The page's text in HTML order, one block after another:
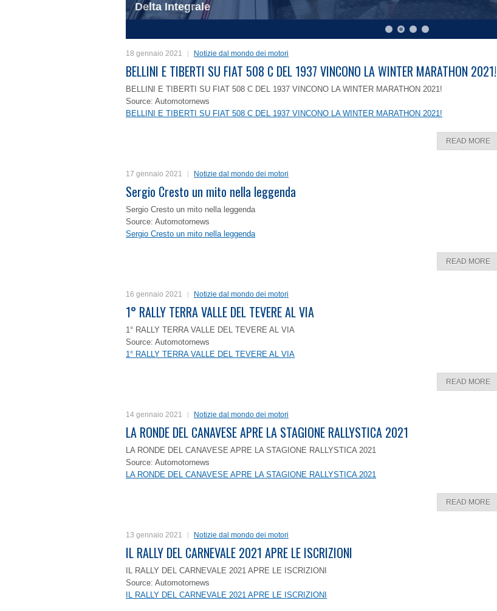
Delta Integrale
18 gennaio 2021 Notizie dal mondo dei motori
BELLINI E TIBERTI SU FIAT 508 C DEL 1937 VINCONO LA WINTER MARATHON 2021!
BELLINI E TIBERTI SU FIAT 508 C DEL 1937 VINCONO LA WINTER MARATHON 2021!
Source: Automotornews
BELLINI E TIBERTI SU FIAT 508 C DEL 1937 VINCONO LA WINTER MARATHON 2021!
READ MORE
17 gennaio 2021 Notizie dal mondo dei motori
Sergio Cresto un mito nella leggenda
Sergio Cresto un mito nella leggenda
Source: Automotornews
Sergio Cresto un mito nella leggenda
READ MORE
16 gennaio 2021 Notizie dal mondo dei motori
1° RALLY TERRA VALLE DEL TEVERE AL VIA
1° RALLY TERRA VALLE DEL TEVERE AL VIA
Source: Automotornews
1° RALLY TERRA VALLE DEL TEVERE AL VIA
READ MORE
14 gennaio 2021 Notizie dal mondo dei motori
LA RONDE DEL CANAVESE APRE LA STAGIONE RALLYSTICA 2021
LA RONDE DEL CANAVESE APRE LA STAGIONE RALLYSTICA 2021
Source: Automotornews
LA RONDE DEL CANAVESE APRE LA STAGIONE RALLYSTICA 2021
READ MORE
13 gennaio 2021 Notizie dal mondo dei motori
IL RALLY DEL CARNEVALE 2021 APRE LE ISCRIZIONI
IL RALLY DEL CARNEVALE 2021 APRE LE ISCRIZIONI
Source: Automotornews
IL RALLY DEL CARNEVALE 2021 APRE LE ISCRIZIONI